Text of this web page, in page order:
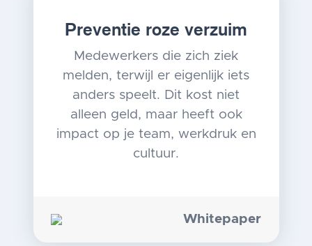
Preventie roze verzuim
Medewerkers die zich ziek
melden, terwijl er eigenlijk iets
anders speelt. Dit kost niet
alleen geld, maar heeft ook
impact op je team, werkdruk en
cultuur.
Whitepaper